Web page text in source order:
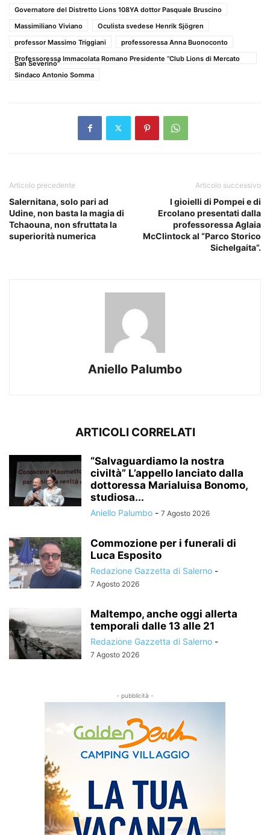
Governatore del Distretto Lions 108YA dottor Pasquale Bruscino
Massimiliano Viviano
Oculista svedese Henrik Sjögren
professor Massimo Triggiani
professoressa Anna Buonoconto
Professoressa Immacolata Romano Presidente “Club Lions di Mercato
San Severino”
Sindaco Antonio Somma
Articolo precedente
Salernitana, solo pari ad
Udine, non basta la magia di
Tchaouna, non sfruttata la
superiorità numerica
Articolo successivo
I gioielli di Pompei e di
Ercolano presentati dalla
professoressa Aglaia
McClintock al “Parco Storico
Sichelgaita”.
Aniello Palumbo
ARTICOLI CORRELATI
“Salvaguardiamo la nostra
civiltà” L’appello lanciato dalla
dottoressa Marialuisa Bonomo,
studiosa...
Aniello Palumbo - 7 Agosto 2026
Commozione per i funerali di
Luca Esposito
Redazione Gazzetta di Salerno -
7 Agosto 2026
Maltempo, anche oggi allerta
temporali dalle 13 alle 21
Redazione Gazzetta di Salerno -
7 Agosto 2026
- pubblicità -